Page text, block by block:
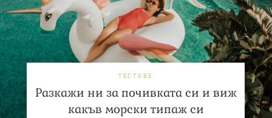
ТЕСТОВЕ
Разкажи ни за почивката си и виж
какъв морски типаж си